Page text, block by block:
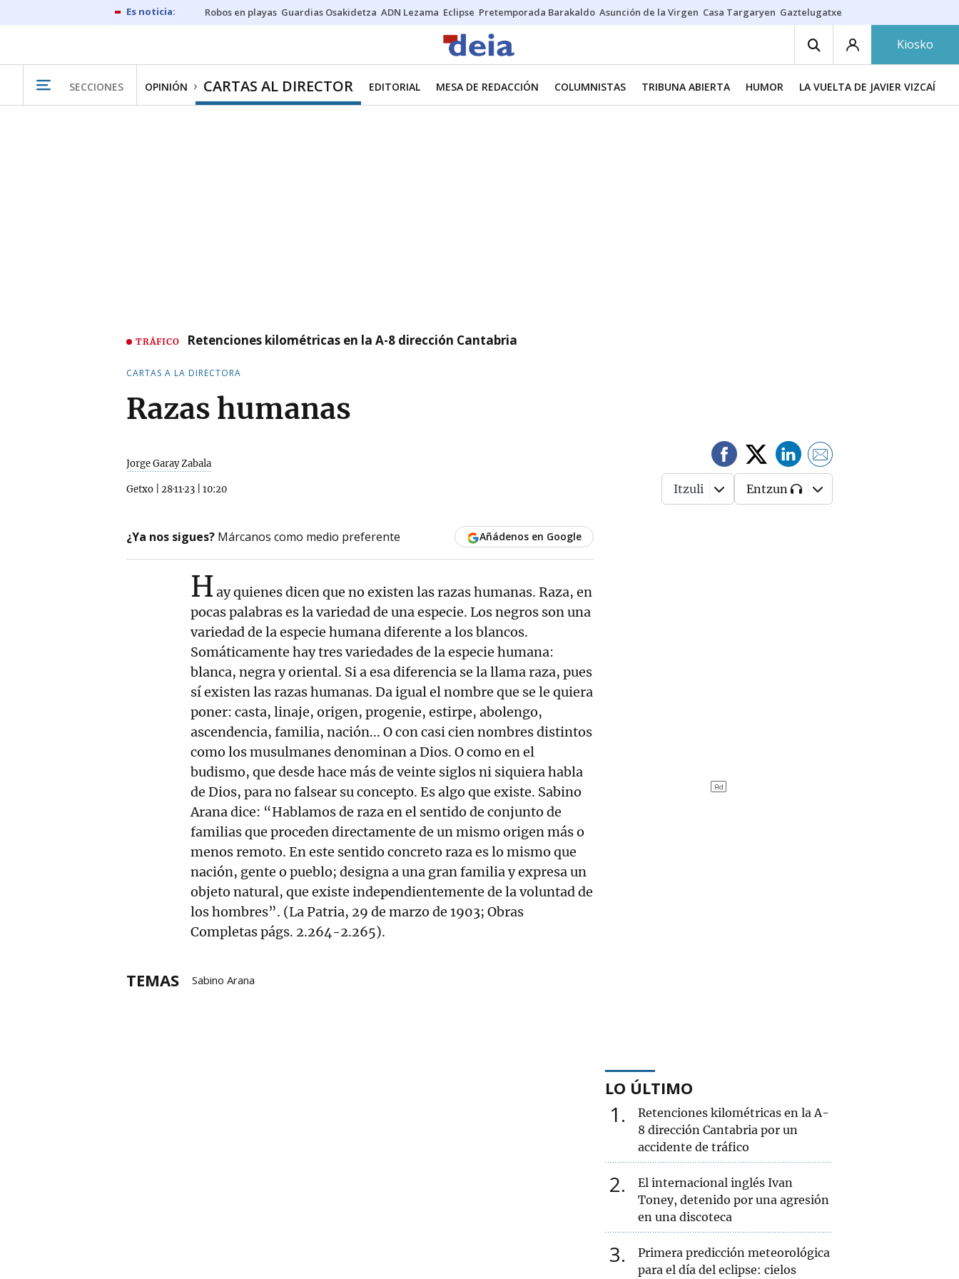
Robos en playas Guardias Osakidetza ADN Lezama Eclipse Pretemporada Barakaldo Asunción de la Virgen Casa Targaryen Gaztelugatxe
Kiosko
SECCIONES OPINIÓN CARTAS AL DIRECTOR EDITORIAL MESA DE REDACCIÓN COLUMNISTAS TRIBUNA ABIERTA HUMOR LA VUELTA DE JAVIER VIZCAÍNO
TRÁFICO Retenciones kilométricas en la A-8 dirección Cantabria
CARTAS A LA DIRECTORA
Razas humanas
Jorge Garay Zabala
Getxo 28·11·23 10:20 Itzuli Entzun
¿Ya nos sigues? Márcanos como medio preferente Añádenos en Google
H ay quienes dicen que no existen las razas humanas. Raza, en
pocas palabras es la variedad de una especie. Los negros son una
variedad de la especie humana diferente a los blancos.
Somáticamente hay tres variedades de la especie humana:
blanca, negra y oriental. Si a esa diferencia se la llama raza, pues
sí existen las razas humanas. Da igual el nombre que se le quiera
poner: casta, linaje, origen, progenie, estirpe, abolengo,
ascendencia, familia, nación... O con casi cien nombres distintos
como los musulmanes denominan a Dios. O como en el
budismo, que desde hace más de veinte siglos ni siquiera habla
de Dios, para no falsear su concepto. Es algo que existe. Sabino
Arana dice: “Hablamos de raza en el sentido de conjunto de
familias que proceden directamente de un mismo origen más o
menos remoto. En este sentido concreto raza es lo mismo que
nación, gente o pueblo; designa a una gran familia y expresa un
objeto natural, que existe independientemente de la voluntad de
los hombres”. (La Patria, 29 de marzo de 1903; Obras
Completas págs. 2.264-2.265).
TEMAS Sabino Arana
LO ÚLTIMO
1
Retenciones kilométricas en la A-
8 dirección Cantabria por un
accidente de tráfico
2
El internacional inglés Ivan
Toney, detenido por una agresión
en una discoteca
3
Primera predicción meteorológica
para el día del eclipse: cielos